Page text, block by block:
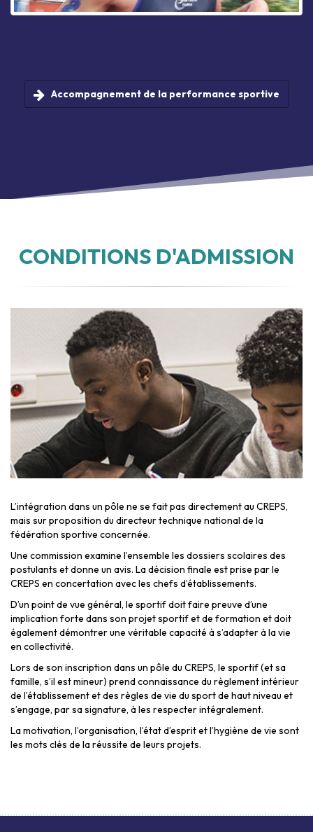
Accompagnement de la performance sportive
CONDITIONS D'ADMISSION
L’intégration dans un pôle ne se fait pas directement au CREPS,
mais sur proposition du directeur technique national de la
fédération sportive concernée.
Une commission examine l’ensemble les dossiers scolaires des
postulants et donne un avis. La décision finale est prise par le
CREPS en concertation avec les chefs d’établissements.
D’un point de vue général, le sportif doit faire preuve d’une
implication forte dans son projet sportif et de formation et doit
également démontrer une véritable capacité à s’adapter à la vie
en collectivité.
Lors de son inscription dans un pôle du CREPS, le sportif (et sa
famille, s’il est mineur) prend connaissance du règlement intérieur
de l’établissement et des règles de vie du sport de haut niveau et
s’engage, par sa signature, à les respecter intégralement.
La motivation, l’organisation, l’état d’esprit et l’hygiène de vie sont
les mots clés de la réussite de leurs projets.